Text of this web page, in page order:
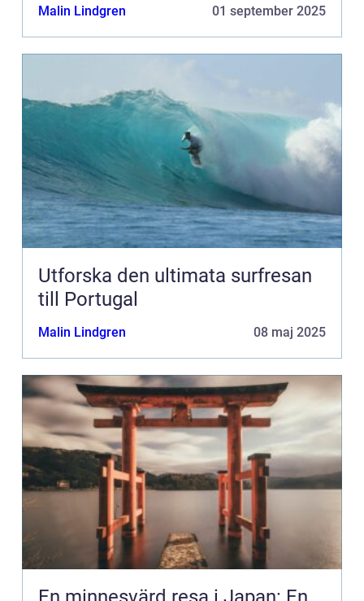
Malin Lindgren 01 september 2025
Utforska den ultimata surfresan
till Portugal
Malin Lindgren 08 maj 2025